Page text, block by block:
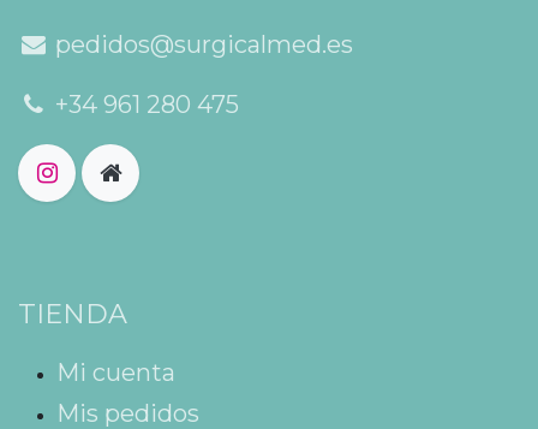
pedidos@surgicalmed.es
+34 961 280 475
TIENDA
Mi cuenta
Mis pedidos